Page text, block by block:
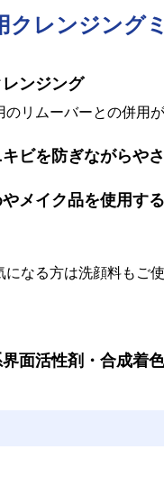
クレンジング
ンジング
リムーバーとの併用が
ビを防ぎながらや
メイク品を使用す
なる方は洗顔料もご使
面活性剤・ 合成着